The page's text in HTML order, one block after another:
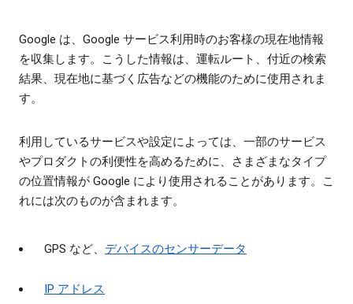
Google は、Google サービス利用時のお客様の現在地情報
を収集します。こうした情報は、運転ルート、付近の検索
結果、現在地に基づく広告などの機能のために使用されま
す。
利用しているサービスや設定によっては、一部のサービス
やプロダクトの利便性を高めるために、さまざまなタイプ
の位置情報が Google により使用されることがあります。こ
れには次のものが含まれます。
GPS など、 デバイスのセンサーデータ
IP アドレス